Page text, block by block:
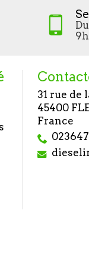
31 rue de
45400
France